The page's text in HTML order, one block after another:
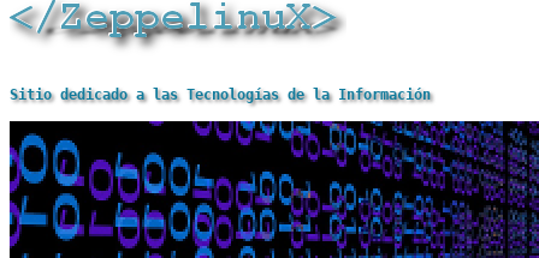
Sitio dedicado a las Tecnologías de la Información